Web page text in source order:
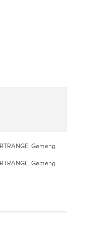
Gemeng
Gemeng